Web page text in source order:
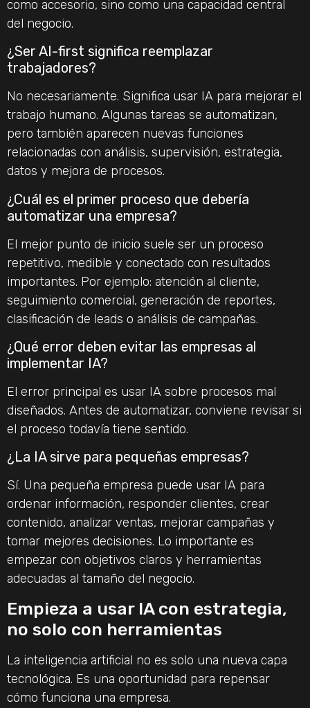
como accesorio, sino como una capacidad central
del negocio.
¿Ser AI-first significa reemplazar
trabajadores?
No necesariamente. Significa usar IA para mejorar el
trabajo humano. Algunas tareas se automatizan,
pero también aparecen nuevas funciones
relacionadas con análisis, supervisión, estrategia,
datos y mejora de procesos.
¿Cuál es el primer proceso que debería
automatizar una empresa?
El mejor punto de inicio suele ser un proceso
repetitivo, medible y conectado con resultados
importantes. Por ejemplo: atención al cliente,
seguimiento comercial, generación de reportes,
clasificación de leads o análisis de campañas.
¿Qué error deben evitar las empresas al
implementar IA?
El error principal es usar IA sobre procesos mal
diseñados. Antes de automatizar, conviene revisar si
el proceso todavía tiene sentido.
¿La IA sirve para pequeñas empresas?
Sí. Una pequeña empresa puede usar IA para
ordenar información, responder clientes, crear
contenido, analizar ventas, mejorar campañas y
tomar mejores decisiones. Lo importante es
empezar con objetivos claros y herramientas
adecuadas al tamaño del negocio.
Empieza a usar IA con estrategia,
no solo con herramientas
La inteligencia artificial no es solo una nueva capa
tecnológica. Es una oportunidad para repensar
cómo funciona una empresa.